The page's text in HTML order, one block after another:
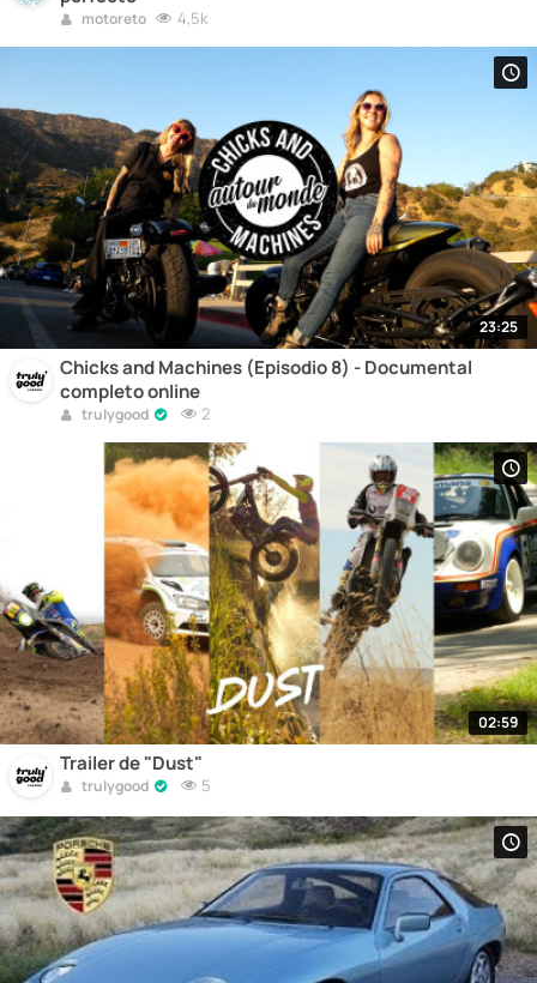
motoreto 4,5k
23:25
Chicks and Machines (Episodio 8) - Documental
completo online
trulygood 2
02:59
Trailer de "Dust"
trulygood 5